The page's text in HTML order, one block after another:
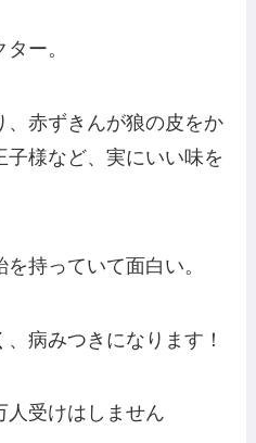
ー。
、赤ずきんが狼の皮をか
様など、実にいい味を
持っていて面白い。
病みつきになります！
人受けはしません